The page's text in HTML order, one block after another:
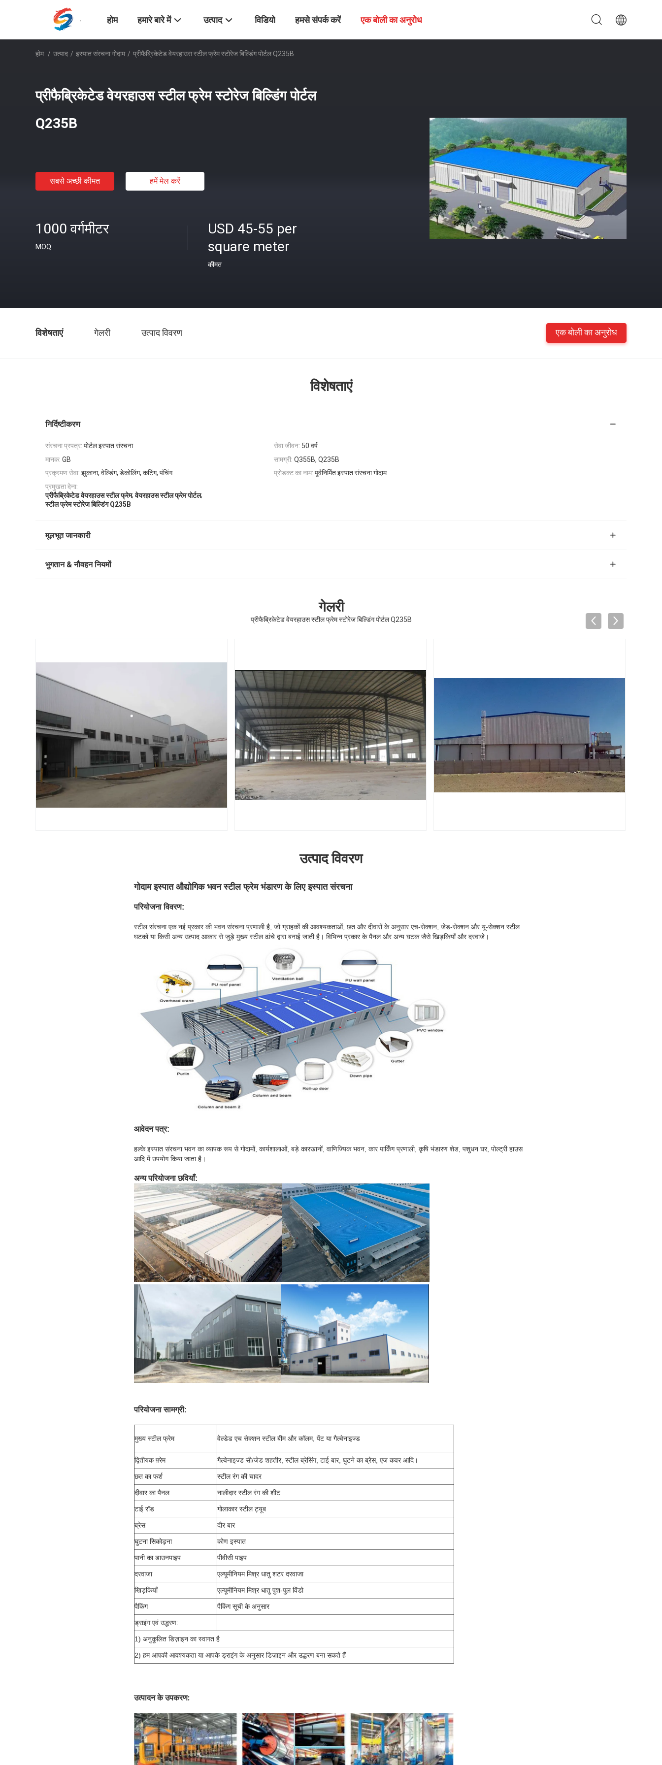
होम हमारे बारे में उत्पाद विडियो हमसे संपर्क करें एक बोली का अनुरोध
होम / उत्पाद / इस्पात संरचना गोदाम / प्रीफैब्रिकेटेड वेयरहाउस स्टील फ्रेम स्टोरेज बिल्डिंग पोर्टल Q235B
प्रीफैब्रिकेटेड वेयरहाउस स्टील फ्रेम स्टोरेज बिल्डिंग पोर्टल
Q235B
सबसे अच्छी कीमत हमें मेल करें
1000 वर्गमीटर
MOQ
USD 45-55 per
square meter
कीमत
विशेषताएं गेलरी उत्पाद विवरण एक बोली का अनुरोध
विशेषताएं
निर्दिष्टीकरण
संरचना प्रपत्र: पोर्टल इस्पात संरचना सेवा जीवन: 50 वर्ष
मानक: GB सामग्री: Q355B, Q235B
प्रक्रमण सेवा: झुकाना, वेल्डिंग, डेकोलिंग, कटिंग, पंचिंग प्रोडक्ट का नाम: पूर्वनिर्मित इस्पात संरचना गोदाम
प्रमुखता देना:
प्रीफैब्रिकेटेड वेयरहाउस स्टील फ्रेम,वेयरहाउस स्टील फ्रेम पोर्टल,
स्टील फ्रेम स्टोरेज बिल्डिंग Q235B
मूलभूत जानकारी
भुगतान & नौवहन नियमों
गेलरी
प्रीफैब्रिकेटेड वेयरहाउस स्टील फ्रेम स्टोरेज बिल्डिंग पोर्टल Q235B
उत्पाद विवरण
गोदाम इस्पात औद्योगिक भवन स्टील फ्रेम भंडारण के लिए इस्पात संरचना
परियोजना विवरण:
स्टील संरचना एक नई प्रकार की भवन संरचना प्रणाली है, जो ग्राहकों की आवश्यकताओं, छत और दीवारों के अनुसार एच-सेक्शन, जेड-सेक्शन और यू-सेक्शन स्टील
घटकों या किसी अन्य उत्पाद आकार से जुड़े मुख्य स्टील ढांचे द्वारा बनाई जाती है। विभिन्न प्रकार के पैनल और अन्य घटक जैसे खिड़कियाँ और दरवाजे।
आवेदन पत्र:
हल्के इस्पात संरचना भवन का व्यापक रूप से गोदामों, कार्यशालाओं, बड़े कारखानों, वाणिज्यिक भवन, कार पार्किंग प्रणाली, कृषि भंडारण शेड, पशुधन घर, पोल्ट्री हाउस
आदि में उपयोग किया जाता है।
अन्य परियोजना छवियाँ:
परियोजना सामग्री:
मुख्य स्टील फ्रेम वेल्डेड एच सेक्शन स्टील बीम और कॉलम, पेंट या गैल्वेनाइज्ड
द्वितीयक फ़्रेम गैल्वेनाइज्ड सी/जेड शहतीर, स्टील ब्रेसिंग, टाई बार, घुटने का ब्रेस, एज कवर आदि।
छत का फर्श स्टील रंग की चादर
दीवार का पैनल नालीदार स्टील रंग की शीट
टाई रॉड गोलाकार स्टील ट्यूब
ब्रेस दौर बार
घुटना सिकोड़ना कोण इस्पात
पानी का डाउनपाइप पीवीसी पाइप
दरवाजा एल्यूमीनियम मिश्र धातु शटर दरवाजा
खिड़कियाँ एल्यूमीनियम मिश्र धातु पुश-पुल विंडो
पैकिंग पैकिंग सूची के अनुसार
ड्राइंग एवं उद्धरण:
1) अनुकूलित डिज़ाइन का स्वागत है
2) हम आपकी आवश्यकता या आपके ड्राइंग के अनुसार डिज़ाइन और उद्धरण बना सकते हैं
उत्पादन के उपकरण: